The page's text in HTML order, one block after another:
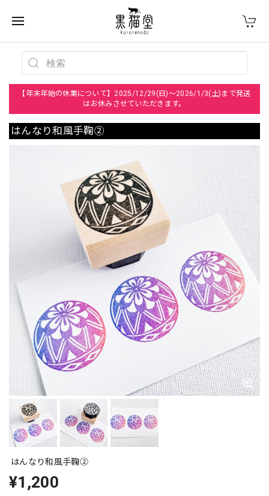
【年末年始の休業について】2025/12/29(日)～2026/1/3(土)まで発送
はお休みさせていただきます。
はんなり和風手鞠②
はんなり和風手鞠②
¥1,200